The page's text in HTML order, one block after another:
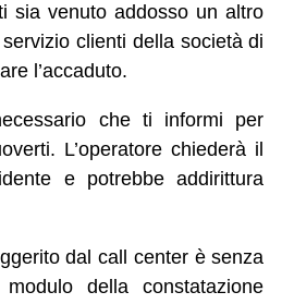
sia venuto addosso un altro
clienti della società di
l’accaduto.
che ti informi per
L’operatore chiederà il
e potrebbe addirittura
dal call center è senza
della constatazione